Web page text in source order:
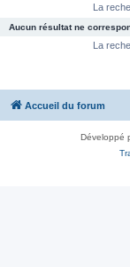
La
Aucun résultat ne
La
Accueil du forum
Développé